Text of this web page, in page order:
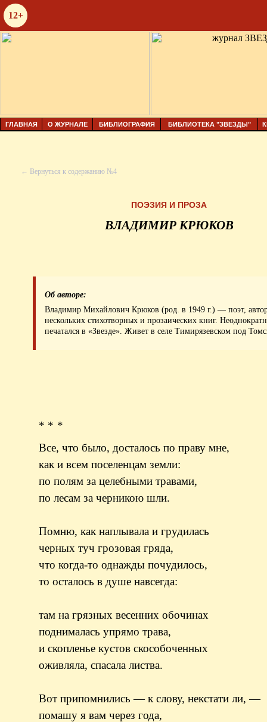
12+
ГЛАВНАЯ О ЖУРНАЛЕ БИБЛИОГРАФИЯ БИБЛИОТЕКА "ЗВЕЗДЫ"
← Вернуться к содержанию №4
ПОЭЗИЯ И ПРОЗА
ВЛАДИМИР КРЮКОВ
Об авторе:
Владимир Михайлович Крюков (род. в 1949 г.) — поэт,
нескольких стихотворных и прозаических книг.
печатался в «Звезде». Живет в селе Тимирязевском под
* * *
Все, что было, досталось по праву мне,
как и всем поселенцам земли:
по полям за целебными травами,
по лесам за черникою шли.
Помню, как наплывала и грудилась
черных туч грозовая гряда,
что когда-то однажды почудилось,
то осталось в душе навсегда:
там на грязных весенних обочинах
поднималась упрямо трава,
и скопленье кустов скособоченных
оживляла, спасала листва.
Вот припомнились — к слову, некстати ли, —
помашу я вам через года,